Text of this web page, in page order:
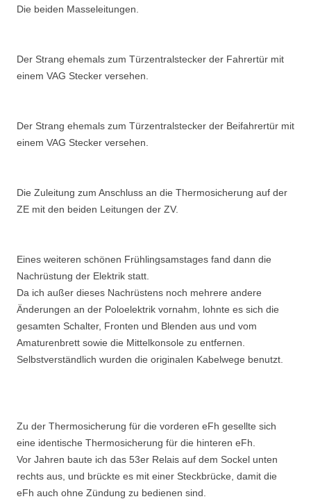
Die beiden Masseleitungen.
Der Strang ehemals zum Türzentralstecker der Fahrertür mit
einem VAG Stecker versehen.
Der Strang ehemals zum Türzentralstecker der Beifahrertür mit
einem VAG Stecker versehen.
Die Zuleitung zum Anschluss an die Thermosicherung auf der
ZE mit den beiden Leitungen der ZV.
Eines weiteren schönen Frühlingsamstages fand dann die
Nachrüstung der Elektrik statt.
Da ich außer dieses Nachrüstens noch mehrere andere
Änderungen an der Poloelektrik vornahm, lohnte es sich die
gesamten Schalter, Fronten und Blenden aus und vom
Amaturenbrett sowie die Mittelkonsole zu entfernen.
Selbstverständlich wurden die originalen Kabelwege benutzt.
Zu der Thermosicherung für die vorderen eFh gesellte sich
eine identische Thermosicherung für die hinteren eFh.
Vor Jahren baute ich das 53er Relais auf dem Sockel unten
rechts aus, und brückte es mit einer Steckbrücke, damit die
eFh auch ohne Zündung zu bedienen sind.